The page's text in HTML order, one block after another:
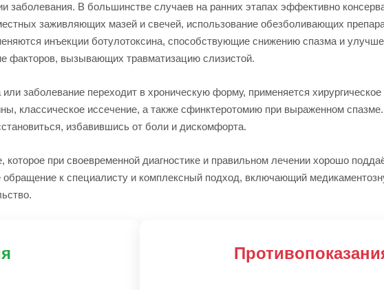
заболевания. В большинстве случаев на ранних этапах эффективно
заживляющих мазей и свечей, использование обезболивающих
инъекции ботулотоксина, способствующие снижению спазма и
факторов, вызывающих травматизацию слизистой.
или заболевание переходит в хроническую форму, применяется
классическое иссечение, а также сфинктеротомию при выраженном
избавившись от боли и дискомфорта.
при своевременной диагностике и правильном лечении хорошо
к специалисту и комплексный подход, включающий